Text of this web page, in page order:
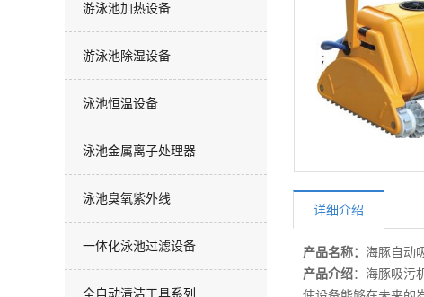
游泳池加热设备
游泳池除湿设备
泳池恒温设备
泳池金属离子处理器
泳池臭氧紫外线
一体化泳池过滤设备
全自动清洁工具系列
详细介绍
产品名称： 海豚自动
产品介绍：海豚吸污